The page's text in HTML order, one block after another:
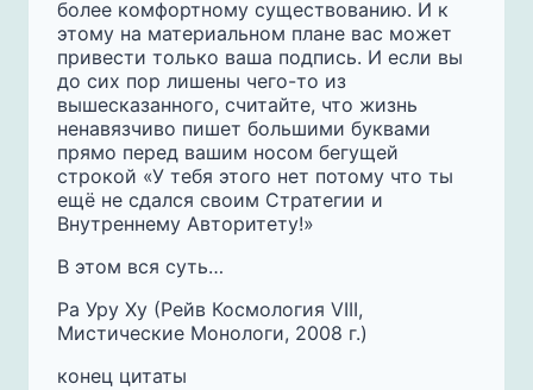
более комфортному существованию. И к
этому на материальном плане вас может
привести только ваша подпись. И если вы
до сих пор лишены чего-то из
вышесказанного, считайте, что жизнь
ненавязчиво пишет большими буквами
прямо перед вашим носом бегущей
строкой «У тебя этого нет потому что ты
ещё не сдался своим Стратегии и
Внутреннему Авторитету!»
В этом вся суть…
Ра Уру Ху (Рейв Космология VIII,
Мистические Монологи, 2008 г.)
конец цитаты